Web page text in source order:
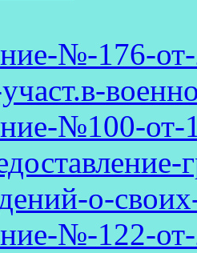
№-176-
№100-от-
о-
№-122-